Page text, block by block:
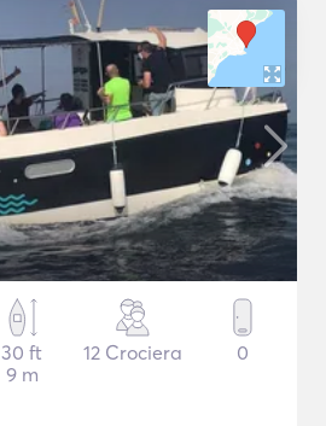
30 ft
9 m
12 Crociera 0